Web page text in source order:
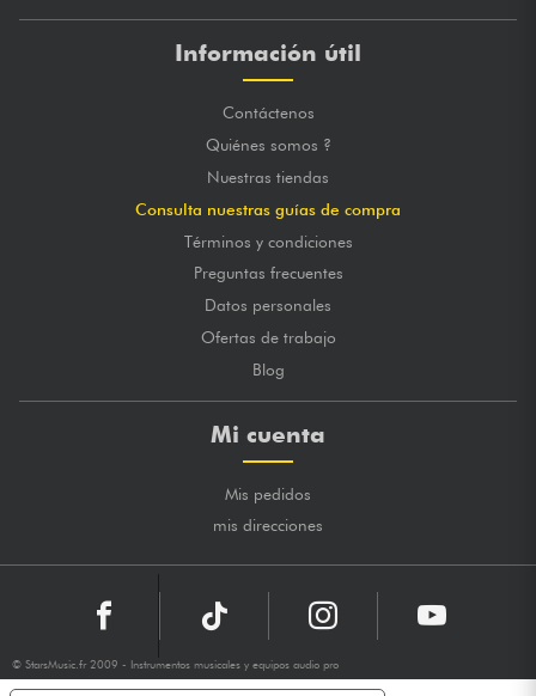
Información útil
Contáctenos
Quiénes somos ?
Nuestras tiendas
Consulta nuestras guías de compra
Términos y condiciones
Preguntas frecuentes
Datos personales
Ofertas de trabajo
Blog
Mi cuenta
Mis pedidos
mis direcciones
© StarsMusic.fr 2009 - Instrumentos musicales y equipos audio pro